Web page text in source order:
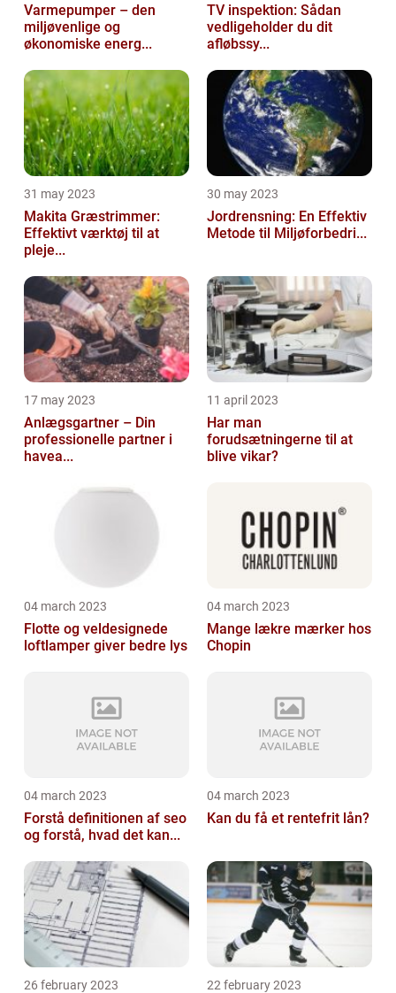
Varmepumper – den
miljøvenlige og
økonomiske energ...
TV inspektion: Sådan
vedligeholder du dit
afløbssy...
31 may 2023
Makita Græstrimmer:
Effektivt værktøj til at
pleje...
30 may 2023
Jordrensning: En Effektiv
Metode til Miljøforbedri...
17 may 2023
Anlægsgartner – Din
professionelle partner i
havea...
11 april 2023
Har man
forudsætningerne til at
blive vikar?
04 march 2023
Flotte og veldesignede
loftlamper giver bedre lys
04 march 2023
Mange lækre mærker hos
Chopin
04 march 2023
Forstå definitionen af seo
og forstå, hvad det kan...
04 march 2023
Kan du få et rentefrit lån?
26 february 2023 22 february 2023